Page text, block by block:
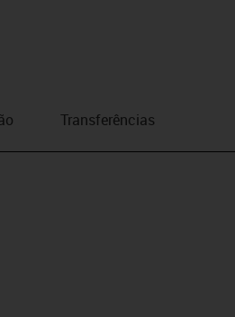
Transferências